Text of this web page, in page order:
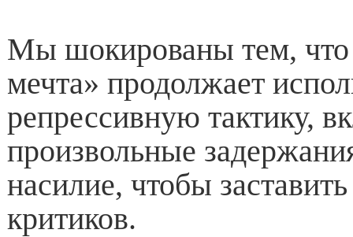
Мы шокированы тем, что
мечта» продолжает
репрессивную тактику,
произвольные
насилие, чтобы
критиков.